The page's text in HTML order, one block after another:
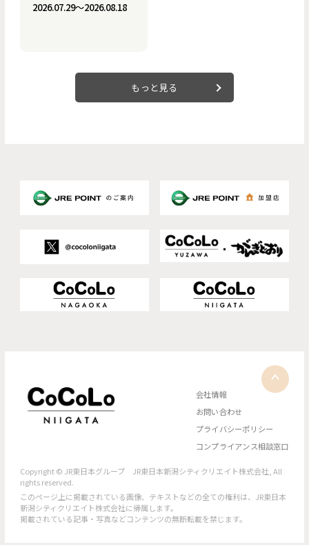
2026.07.29〜2026.08.18
もっと見る
会社情報
お問い合わせ
プライバシーポリシー
コンプライアンス相談窓口
Copyright © JR東日本グループ JR東日本新潟シティクリエイト株式会社, All
rights reserved.
このページ上に掲載されている画像、テキストなどの全ての権利は、JR東日本
新潟シティクリエイト株式会社に帰属します。
掲載されている記事・写真などコンテンツの無断転載を禁じます。